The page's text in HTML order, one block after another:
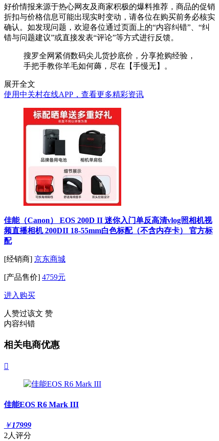
好价情报来源于热心网友及商家积极的爆料推荐，商品的促销
折扣与价格信息可能出现实时变动，请各位在购买前务必核实
确认。如发现问题，欢迎各位通过页面上的“内容纠错”、“纠
错与问题建议”或直接发表“评论”等方式进行反馈。
搜罗全网紧俏数码尖儿货抄底价，分享抢购经验，
手把手教你羊毛如何薅，尽在【手慢无】。
展开全文
使用中关村在线APP，查看更多精彩资讯
佳能（Canon） EOS 200D II 迷你入门单反高清vlog照相机视
频直播相机 200DII 18-55mm白色标配（不含内存卡） 官方标
配
[经销商] 京东商城
[产品售价] 4759元
进入购买
人赞过该文 赞
内容纠错
相关电商优惠

佳能EOS R6 Mark III
￥17999
2人评分